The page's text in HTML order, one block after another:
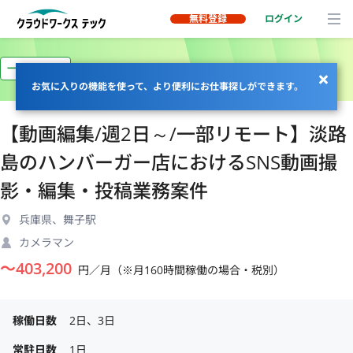
無料登録 ログイン
お気に入りの機能を使って、より便利にお仕事探しができます。
一部リモート
【動画編集/週2日～/一部リモート】淡路
島のハンバーガー店におけるSNS動画撮
影・編集・投稿業務案件
兵庫県、舞子駅
カメラマン
〜403,200 円／月（※月160時間稼働の場合・税別）
稼働日数
2日、3日
常駐日数
1日